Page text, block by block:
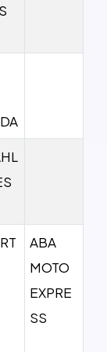
ABA
MOTO
EXPRE
SS